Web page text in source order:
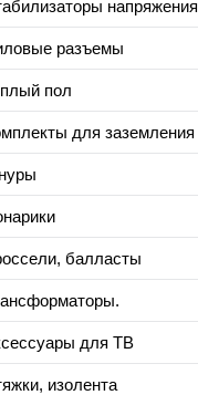
напряжения
разъемы
пол
для заземления
балласты
для ТВ
изолента